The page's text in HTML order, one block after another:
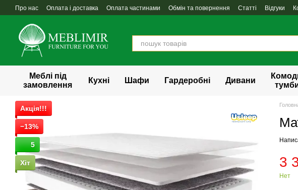
Перейти до основного контенту
Про нас Оплата і доставка Оплата частинами Обмін та повернення Статті Відгуки
Меблі під
замовлення
Кухні Шафи Гардеробні Дивани
Акція!!!
−13%
5
Хіт 3
Нет